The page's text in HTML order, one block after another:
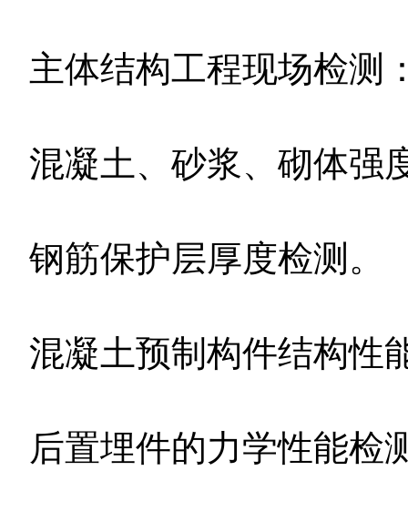
主体结构工程现场检测
混凝土、砂浆、砌体强
钢筋保护层厚度检测。
混凝土预制构件结构性
后置埋件的力学性能检